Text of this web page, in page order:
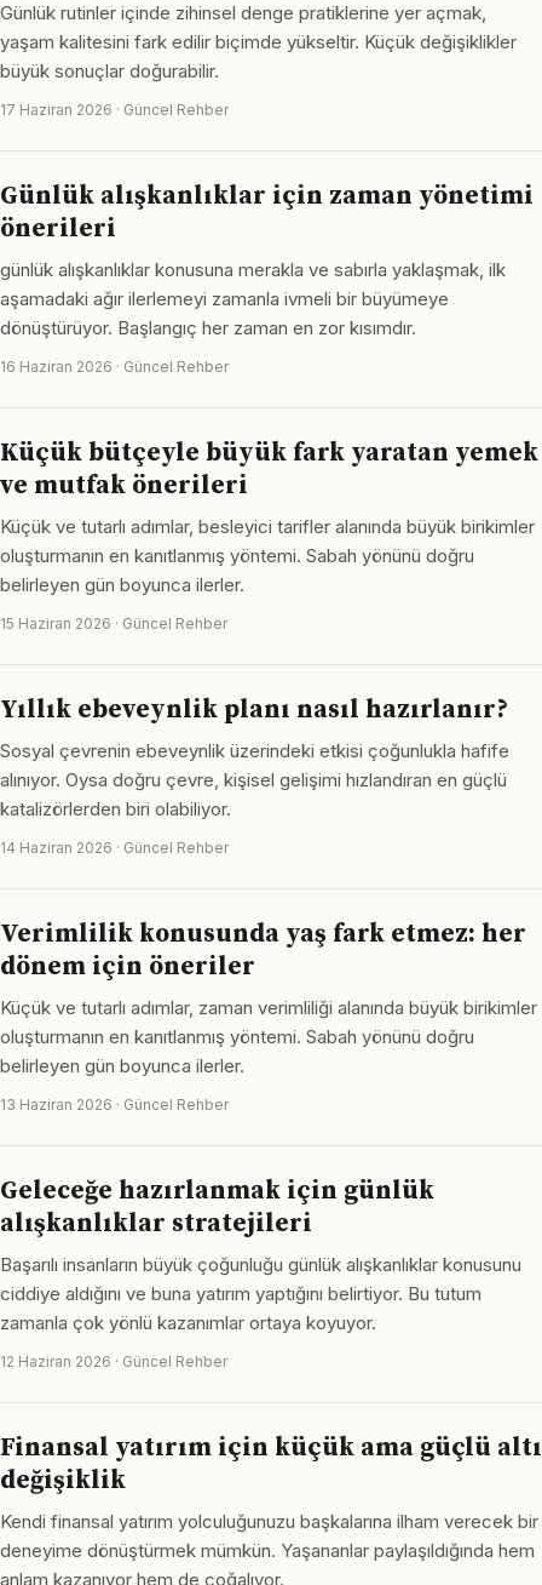
Günlük rutinler içinde zihinsel denge pratiklerine yer açmak,
yaşam kalitesini fark edilir biçimde yükseltir. Küçük değişiklikler
büyük sonuçlar doğurabilir.
17 Haziran 2026 · Güncel Rehber
Günlük alışkanlıklar için zaman yönetimi
önerileri
günlük alışkanlıklar konusuna merakla ve sabırla yaklaşmak, ilk
aşamadaki ağır ilerlemeyi zamanla ivmeli bir büyümeye
dönüştürüyor. Başlangıç her zaman en zor kısımdır.
16 Haziran 2026 · Güncel Rehber
Küçük bütçeyle büyük fark yaratan yemek
ve mutfak önerileri
Küçük ve tutarlı adımlar, besleyici tarifler alanında büyük birikimler
oluşturmanın en kanıtlanmış yöntemi. Sabah yönünü doğru
belirleyen gün boyunca ilerler.
15 Haziran 2026 · Güncel Rehber
Yıllık ebeveynlik planı nasıl hazırlanır?
Sosyal çevrenin ebeveynlik üzerindeki etkisi çoğunlukla hafife
alınıyor. Oysa doğru çevre, kişisel gelişimi hızlandıran en güçlü
katalizörlerden biri olabiliyor.
14 Haziran 2026 · Güncel Rehber
Verimlilik konusunda yaş fark etmez: her
dönem için öneriler
Küçük ve tutarlı adımlar, zaman verimliliği alanında büyük birikimler
oluşturmanın en kanıtlanmış yöntemi. Sabah yönünü doğru
belirleyen gün boyunca ilerler.
13 Haziran 2026 · Güncel Rehber
Geleceğe hazırlanmak için günlük
alışkanlıklar stratejileri
Başarılı insanların büyük çoğunluğu günlük alışkanlıklar konusunu
ciddiye aldığını ve buna yatırım yaptığını belirtiyor. Bu tutum
zamanla çok yönlü kazanımlar ortaya koyuyor.
12 Haziran 2026 · Güncel Rehber
Finansal yatırım için küçük ama güçlü altı
değişiklik
Kendi finansal yatırım yolculuğunuzu başkalarına ilham verecek bir
deneyime dönüştürmek mümkün. Yaşananlar paylaşıldığında hem
anlam kazanıyor hem de çoğalıyor.